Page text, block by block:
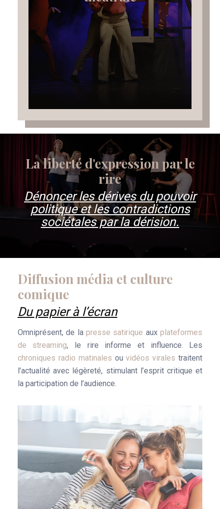
La liberté d'expression par le
rire
Dénoncer les dérives du pouvoir
politique et les contradictions
sociétales par la dérision.
Diffusion média et culture
comique
Du papier à l’écran
Omniprésent, de la presse satirique auxplateformes
de streaming, le rire informe et influence. Les
chroniques radio matinales ouvidéos virales traitent
l’actualité avec légèreté, stimulant l’esprit critique et
la participation de l’audience.